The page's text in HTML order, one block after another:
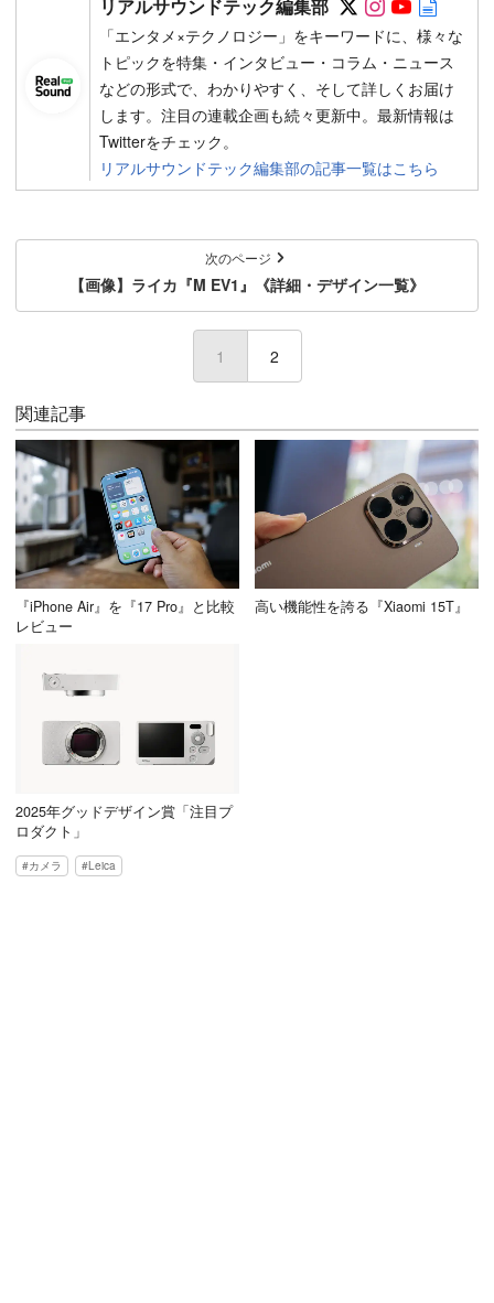
リアルサウンドテック編集部
「エンタメ×テクノロジー」をキーワードに、様々な
トピックを特集・インタビュー・コラム・ニュース
などの形式で、わかりやすく、そして詳しくお届け
します。注目の連載企画も続々更新中。最新情報は
Twitterをチェック。
リアルサウンドテック編集部の記事一覧はこちら
次のページ
【画像】ライカ『M EV1』《詳細・デザイン一覧》
1 2
関連記事
『iPhone Air』を『17 Pro』と比較
レビュー
高い機能性を誇る『Xiaomi 15T』
2025年グッドデザイン賞「注目プ
ロダクト」
カメラ Leica